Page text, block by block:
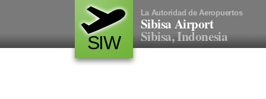
SIW
La Autoridad de Aeropuertos
Sibisa Airport
Sibisa, Indonesia